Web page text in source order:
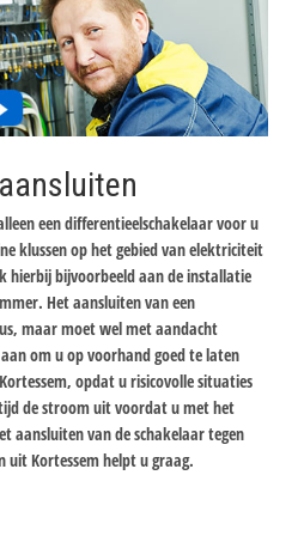
een differentieelschakelaar voor u
klussen op het gebied van elektriciteit
hierbij bijvoorbeeld aan de installatie
Het aansluiten van een
maar moet wel met aandacht
om u op voorhand goed te laten
opdat u risicovolle situaties
de stroom uit voordat u met het
aansluiten van de schakelaar tegen
uit Kortessem helpt u graag.